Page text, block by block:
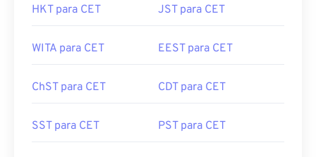
HKT para CET JST para CET
WITA para CET EEST para CET
ChST para CET CDT para CET
SST para CET PST para CET